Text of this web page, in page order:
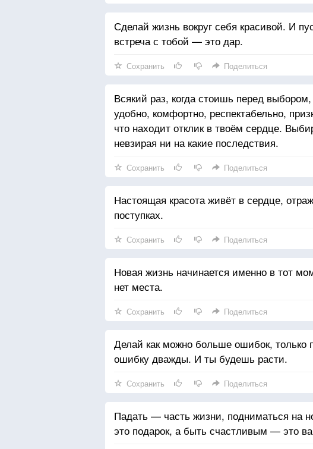
Сделай жизнь вокруг себя красивой. И
встреча с тобой — это дар.
Сохранить Поделиться
Всякий раз, когда стоишь перед
удобно, комфортно, респектабельно,
что находит отклик в твоём сердце.
невзирая ни на какие последствия.
Сохранить Поделиться
Настоящая красота живёт в сердце,
поступках.
Сохранить Поделиться
Новая жизнь начинается именно в тот
нет места.
Сохранить Поделиться
Делай как можно больше ошибок,
ошибку дважды. И ты будешь расти.
Сохранить Поделиться
Падать — часть жизни, подниматься
это подарок, а быть счастливым — это